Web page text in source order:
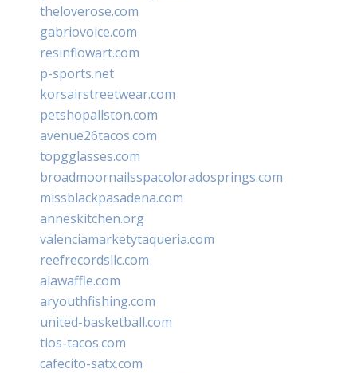
theloverose.com
gabriovoice.com
resinflowart.com
p-sports.net
korsairstreetwear.com
petshopallston.com
avenue26tacos.com
topgglasses.com
broadmoornailsspacoloradosprings.com
missblackpasadena.com
anneskitchen.org
valenciamarketytaqueria.com
reefrecordsllc.com
alawaffle.com
aryouthfishing.com
united-basketball.com
tios-tacos.com
cafecito-satx.com